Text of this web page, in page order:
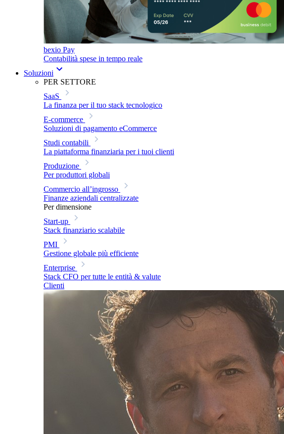
bexio Pay
Contabilità spese in tempo reale
Soluzioni
PER SETTORE
SaaS
La finanza per il tuo stack tecnologico
E-commerce
Soluzioni di pagamento eCommerce
Studi contabili
La piattaforma finanziaria per i tuoi clienti
Produzione
Per produttori globali
Commercio all’ingrosso
Finanze aziendali centralizzate
Per dimensione
Start-up
Stack finanziario scalabile
PMI
Gestione globale più efficiente
Enterprise
Stack CFO per tutte le entità & valute
Clienti